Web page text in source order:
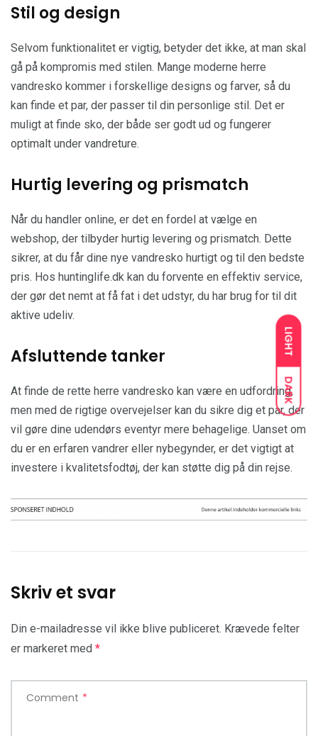
LIGHT
DARK
Stil og design
Selvom funktionalitet er vigtig, betyder det ikke, at man skal
gå på kompromis med stilen. Mange moderne herre
vandresko kommer i forskellige designs og farver, så du
kan finde et par, der passer til din personlige stil. Det er
muligt at finde sko, der både ser godt ud og fungerer
optimalt under vandreture.
Hurtig levering og prismatch
Når du handler online, er det en fordel at vælge en
webshop, der tilbyder hurtig levering og prismatch. Dette
sikrer, at du får dine nye vandresko hurtigt og til den bedste
pris. Hos huntinglife.dk kan du forvente en effektiv service,
der gør det nemt at få fat i det udstyr, du har brug for til dit
aktive udeliv.
Afsluttende tanker
At finde de rette herre vandresko kan være en udfordring,
men med de rigtige overvejelser kan du sikre dig et par, der
vil gøre dine udendørs eventyr mere behagelige. Uanset om
du er en erfaren vandrer eller nybegynder, er det vigtigt at
investere i kvalitetsfodtøj, der kan støtte dig på din rejse.
Skriv et svar
Din e-mailadresse vil ikke blive publiceret. Krævede felter
er markeret med *
Comment *